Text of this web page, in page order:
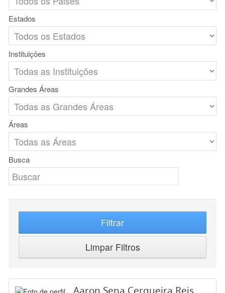
Estados
Instituições
Grandes Áreas
Áreas
Busca
Filtrar
Limpar Filtros